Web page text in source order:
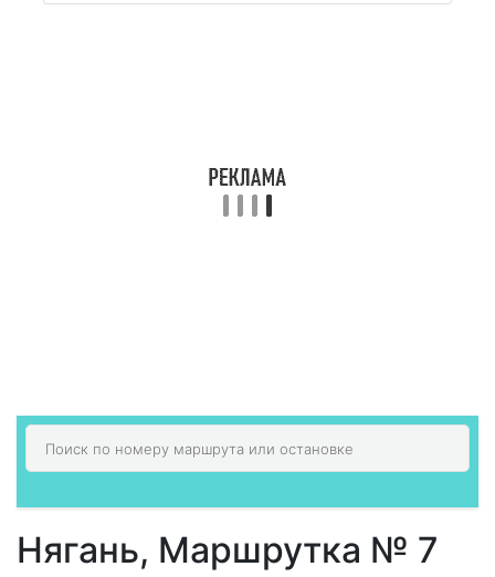
Нягань, Маршрутка № 7